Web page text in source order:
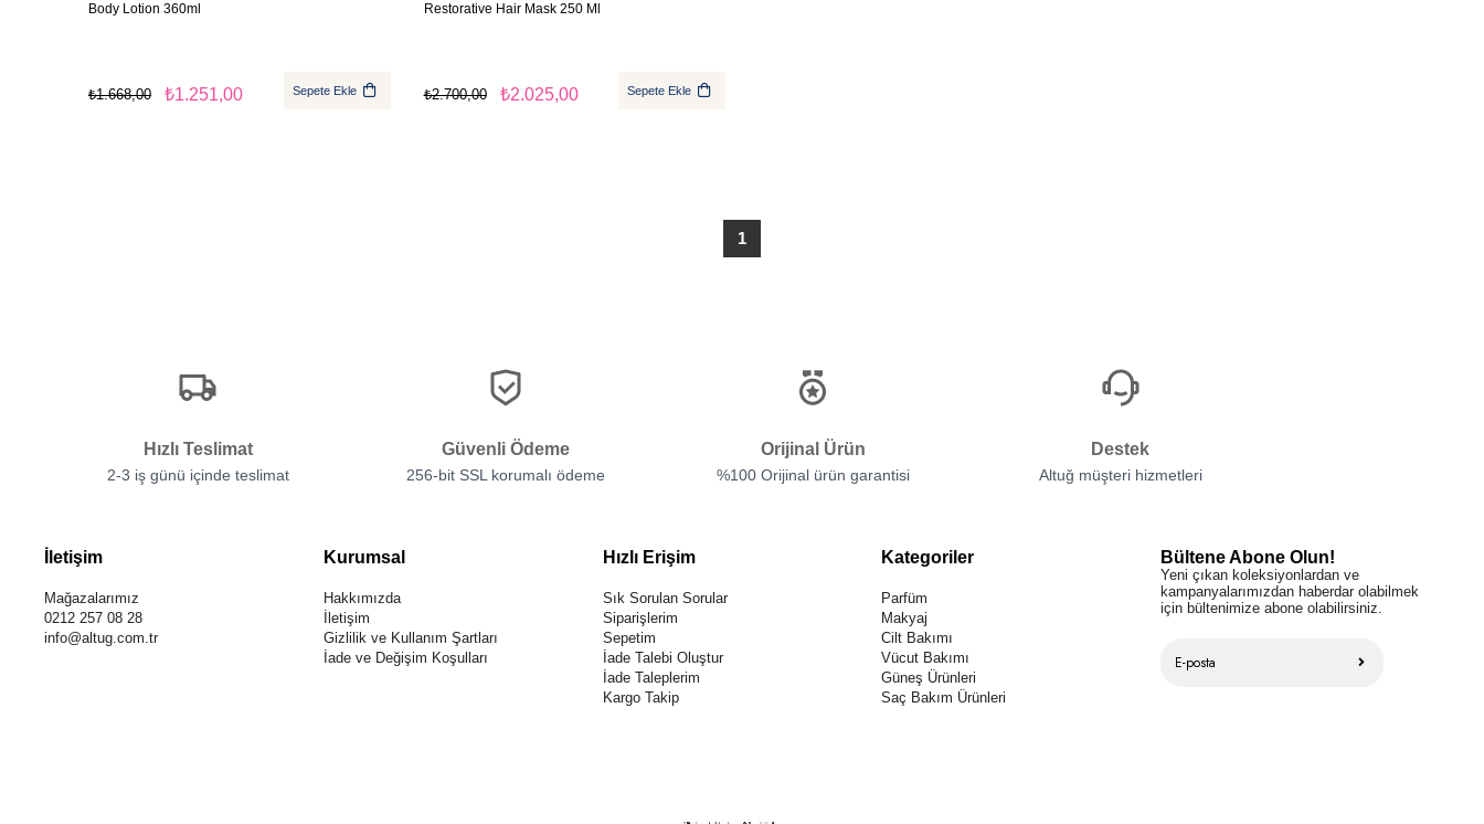
Body Lotion 360ml
₺1.251,00
₺1.668,00 Sepete Ekle
Restorative Hair Mask 250 Ml
₺2.025,00
₺2.700,00 Sepete Ekle
1
Hızlı Teslimat
2-3 iş günü içinde teslimat
Güvenli Ödeme
256-bit SSL korumalı ödeme
Orijinal Ürün
%100 Orijinal ürün garantisi
Destek
Altuğ müşteri hizmetleri
İletişim
Mağazalarımız
0212 257 08 28
info@altug.com.tr
Kurumsal
Hakkımızda
İletişim
Gizlilik ve Kullanım Şartları
İade ve Değişim Koşulları
Hızlı Erişim
Sık Sorulan Sorular
Siparişlerim
Sepetim
İade Talebi Oluştur
İade Taleplerim
Kargo Takip
Kategoriler
Parfüm
Makyaj
Cilt Bakımı
Vücut Bakımı
Güneş Ürünleri
Saç Bakım Ürünleri
Bültene Abone Olun!
Yeni çıkan koleksiyonlardan ve
kampanyalarımızdan haberdar olabilmek
için bültenimize abone olabilirsiniz.